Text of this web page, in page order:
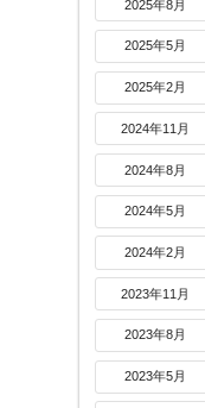
2025年8月
2025年5月
2025年2月
2024年11月
2024年8月
2024年5月
2024年2月
2023年11月
2023年8月
2023年5月